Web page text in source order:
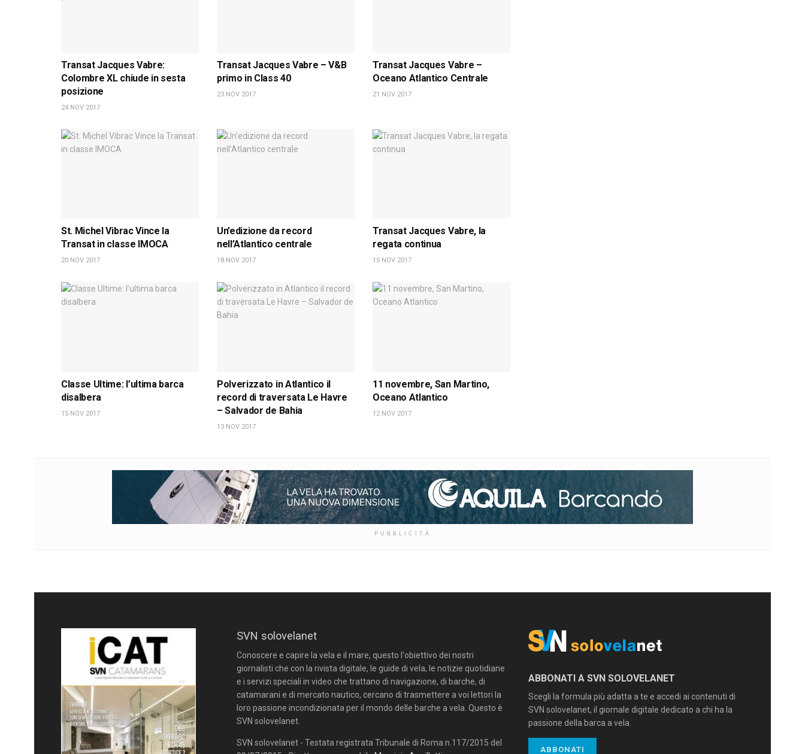
Transat Jacques Vabre:
Colombre XL chiude in sesta
posizione
24 NOV 2017
Transat Jacques Vabre – V&B
primo in Class 40
23 NOV 2017
Transat Jacques Vabre –
Oceano Atlantico Centrale
21 NOV 2017
St. Michel Vibrac Vince la
Transat in classe IMOCA
20 NOV 2017
Un’edizione da record
nell’Atlantico centrale
18 NOV 2017
Transat Jacques Vabre, la
regata continua
15 NOV 2017
Classe Ultime: l’ultima barca
disalbera
15 NOV 2017
Polverizzato in Atlantico il
record di traversata Le Havre
– Salvador de Bahia
13 NOV 2017
11 novembre, San Martino,
Oceano Atlantico
12 NOV 2017
PUBBLICITÀ
SVN solovelanet
Conoscere e capire la vela e il mare, questo l'obiettivo dei nostri
giornalisti che con la rivista digitale, le guide di vela, le notizie quotidiane
e i servizi speciali in video che trattano di navigazione, di barche, di
catamarani e di mercato nautico, cercano di trasmettere a voi lettori la
loro passione incondizionata per il mondo delle barche a vela. Questo è
SVN solovelanet.
SVN solovelanet - Testata registrata Tribunale di Roma n.117/2015 del
ABBONATI A SVN SOLOVELANET
Scegli la formula più adatta a te e accedi ai contenuti di
SVN solovelanet, il giornale digitale dedicato a chi ha la
passione della barca a vela.
ABBONATI